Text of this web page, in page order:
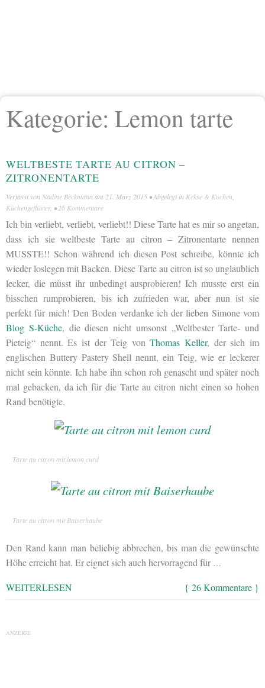
Kategorie: Lemon tarte
WELTBESTE TARTE AU CITRON –
ZITRONENTARTE
Verfasst von Nadine Beckmann am 21. März 2015 • Abgelegt in Kekse & Kuchen
Küchengeflüster, •26 Kommentare
Ich bin verliebt, verliebt, verliebt!! Diese Tarte hat es mir so angetan,
dass ich sie weltbeste Tarte au citron – Zitronentarte nennen
MUSSTE!! Schon während ich diesen Post schreibe, könnte ich
wieder loslegen mit Backen. Diese Tarte au citron ist so unglaublich
lecker, die müsst ihr unbedingt ausprobieren! Ich musste erst ein
bisschen rumprobieren, bis ich zufrieden war, aber nun ist sie
perfekt für mich! Den Boden verdanke ich der lieben Simone vom
Blog S-Küche, die diesen nicht umsonst „Weltbester Tarte- und
Pieteig“ nennt. Es ist der Teig vonThomas Keller, der sich im
englischen Buttery Pastery Shell nennt, ein Teig, wie er leckerer
nicht sein könnte. Ich habe ihn schon roh genascht und später noch
mal gebacken, da ich für die Tarte au citron nicht einen so hohen
Rand benötigte.
Tarte au citron mit lemon curd
Tarte au citron mit Baiserhaube
Den Rand kann man beliebig abbrechen, bis man die gewünschte
Höhe erreicht hat. Er eignet sich auch hervorragend für …
WEITERLESEN { 26 Kommentare }
ANZEIGE